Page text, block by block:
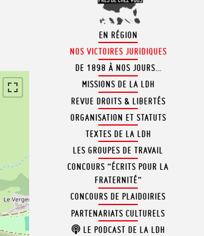
EN RÉGION
NOS VICTOIRES JURIDIQUES
DE 1898 À NOS JOURS…
MISSIONS DE LA LDH
REVUE DROITS & LIBERTÉS
ORGANISATION ET STATUTS
TEXTES DE LA LDH
LES GROUPES DE TRAVAIL
CONCOURS “ÉCRITS POUR LA
FRATERNITÉ”
CONCOURS DE PLAIDOIRIES
PARTENARIATS CULTURELS
LE PODCAST DE LA LDH